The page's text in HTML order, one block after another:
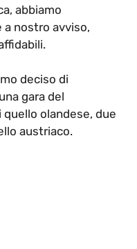
abbiamo
nostro avviso,
deciso di
gara del
olandese, due
austriaco.